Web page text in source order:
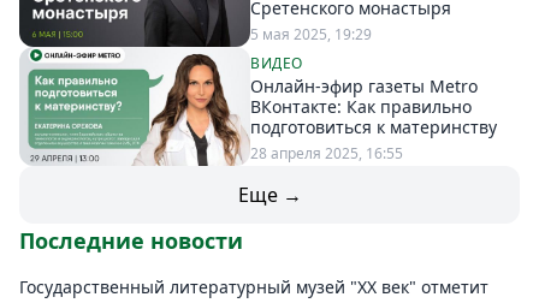
Сретенского монастыря
5 мая 2025, 19:29
ВИДЕО
Онлайн-эфир газеты Metro
ВКонтакте: Как правильно
подготовиться к материнству
28 апреля 2025, 16:55
Еще →
Последние новости
Государственный литературный музей "ХХ век" отметит